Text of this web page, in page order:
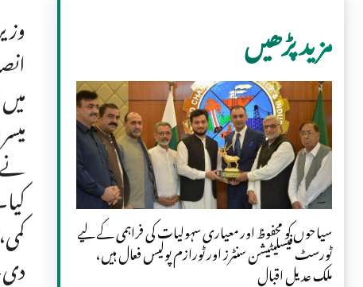
مزید پڑھیں
سیاحوں کو محفوظ اور معیاری سہولیات کی فراہمی کے لیے
ٹورسٹ فیسلیٹیشن سنٹرز اور ٹورازم پولیس فعال ہیں،
ملک عدیل اقبال